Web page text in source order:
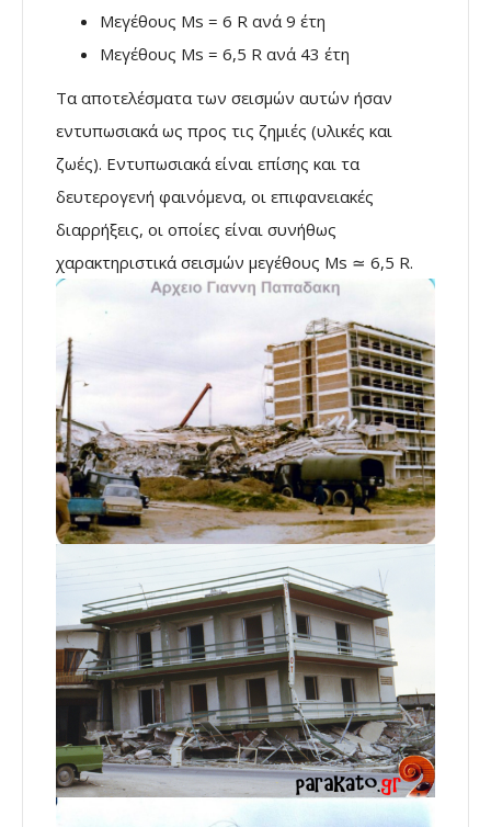
Μεγέθους Ms = 6 R ανά 9 έτη
Μεγέθους Ms = 6,5 R ανά 43 έτη
Τα αποτελέσματα των σεισμών αυτών ήσαν
εντυπωσιακά ως προς τις ζημιές (υλικές και
ζωές). Εντυπωσιακά είναι επίσης και τα
δευτερογενή φαινόμενα, οι επιφανειακές
διαρρήξεις, οι οποίες είναι συνήθως
χαρακτηριστικά σεισμών μεγέθους Ms ≃ 6,5 R.